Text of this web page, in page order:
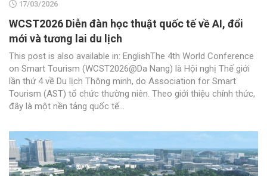
17/03/2026
WCST2026 Diễn đàn học thuật quốc tế về AI, đổi
mới và tương lai du lịch
This post is also available in: EnglishThe 4th World Conference
on Smart Tourism (WCST2026@Da Nang) là Hội nghị Thế giới
lần thứ 4 về Du lịch Thông minh, do Association for Smart
Tourism (AST) tổ chức thường niên. Theo giới thiệu chính thức,
đây là một nền tảng quốc tế...